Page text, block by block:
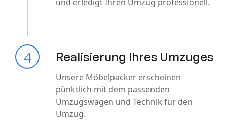
4 Realisierung Ihres Umzuges
Unsere Möbelpacker erscheinen
pünktlich mit dem passenden
Umzugswagen und Technik für den
Umzug.